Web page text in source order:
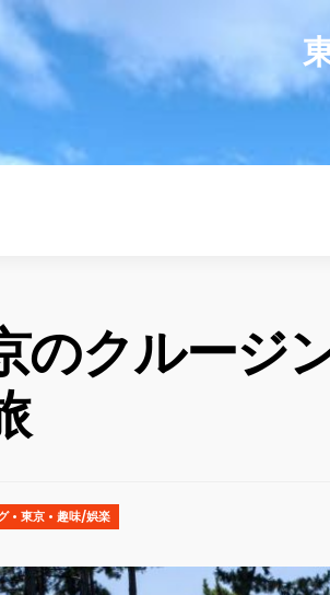
のクルージ
• 東京 • 趣味/娯楽